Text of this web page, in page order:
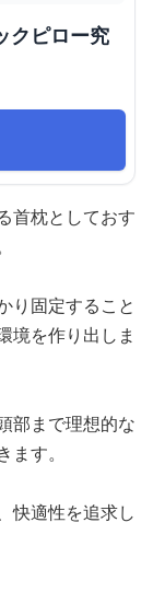
クピロー究
首枕としておす
り固定すること
境を作り出しま
部まで理想的な
す。
快適性を追求し